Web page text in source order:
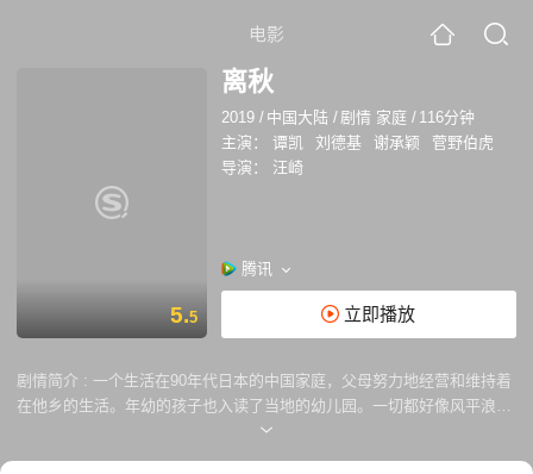
电影
5.5
离秋
2019 / 中国大陆 /剧情 家庭 / 116分钟
主演：
谭凯 刘德基 谢承颖
菅野伯虎
导演：
汪崎
腾讯
立即播放
剧情简介 : 一个生活在90年代日本的中国家庭，父母努力地经营和维持着
在他乡的生活。年幼的孩子也入读了当地的幼儿园。一切都好像风平浪
静。却因为在上海生活的爷爷的突然造访，打破了原有的平静。